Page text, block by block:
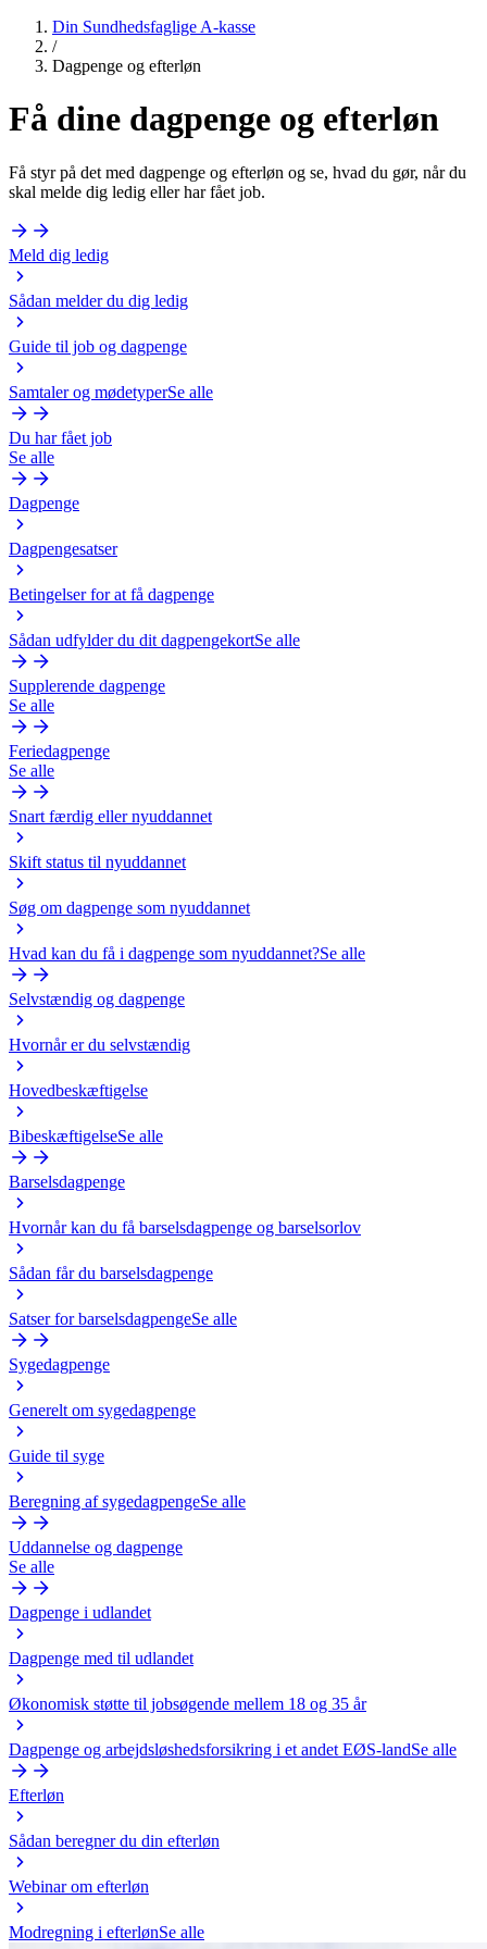
Din Sundhedsfaglige A-kasse
/
Dagpenge og efterløn
Få dine dagpenge og efterløn
Få styr på det med dagpenge og efterløn og se, hvad du gør, når du
skal melde dig ledig eller har fået job.
Meld dig ledig
Sådan melder du dig ledig
Guide til job og dagpenge
Samtaler og mødetyperSe alle
Du har fået job
Se alle
Dagpenge
Dagpengesatser
Betingelser for at få dagpenge
Sådan udfylder du dit dagpengekortSe alle
Supplerende dagpenge
Se alle
Feriedagpenge
Se alle
Snart færdig eller nyuddannet
Skift status til nyuddannet
Søg om dagpenge som nyuddannet
Hvad kan du få i dagpenge som nyuddannet?Se alle
Selvstændig og dagpenge
Hvornår er du selvstændig
Hovedbeskæftigelse
BibeskæftigelseSe alle
Barselsdagpenge
Hvornår kan du få barselsdagpenge og barselsorlov
Sådan får du barselsdagpenge
Satser for barselsdagpengeSe alle
Sygedagpenge
Generelt om sygedagpenge
Guide til syge
Beregning af sygedagpengeSe alle
Uddannelse og dagpenge
Se alle
Dagpenge i udlandet
Dagpenge med til udlandet
Økonomisk støtte til jobsøgende mellem 18 og 35 år
Dagpenge og arbejdsløshedsforsikring i et andet EØS-landSe alle
Efterløn
Sådan beregner du din efterløn
Webinar om efterløn
Modregning i efterlønSe alle